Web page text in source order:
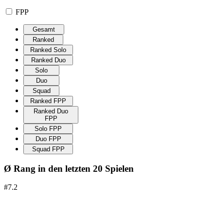
FPP
Gesamt
Ranked
Ranked Solo
Ranked Duo
Solo
Duo
Squad
Ranked FPP
Ranked Duo
FPP
Solo FPP
Duo FPP
Squad FPP
Ø Rang in den letzten 20 Spielen
#7.2